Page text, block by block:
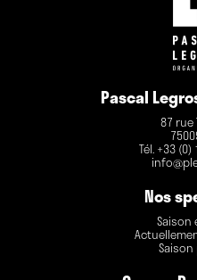
Pascal
87
Tél. +33
Nos
Saison